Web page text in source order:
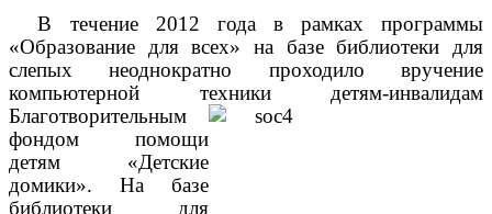
В течение 2012 года в рамках программы
«Образование для всех» на базе библиотеки для
слепых неоднократно проходило вручение
компьютерной техники детям-инвалидам
Благотворительным
фондом помощи
детям «Детские
домики». На базе
библиотеки для